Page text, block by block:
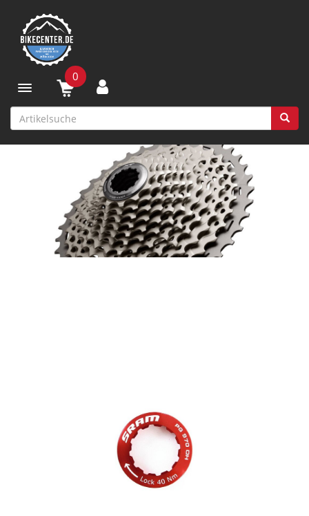
Toggle navigation
0